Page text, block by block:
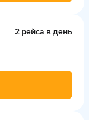
2 рейсa в день